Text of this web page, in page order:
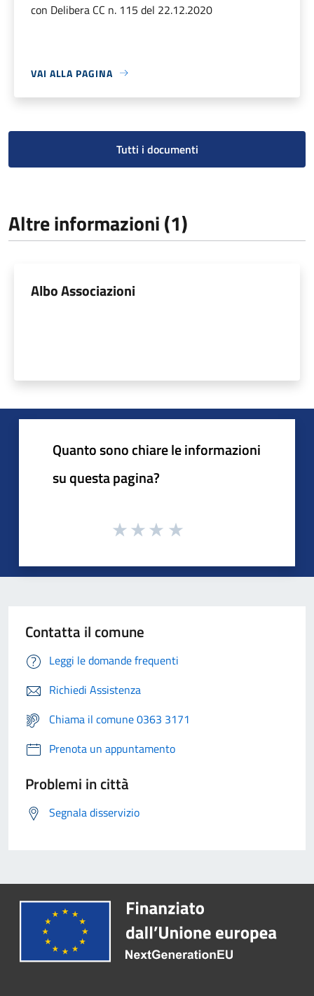
con Delibera CC n. 115 del 22.12.2020
VAI ALLA PAGINA
Tutti i documenti
Altre informazioni (1)
Albo Associazioni
Quanto sono chiare le informazioni
su questa pagina?
Contatta il comune
Leggi le domande frequenti
Richiedi Assistenza
Chiama il comune 0363 3171
Prenota un appuntamento
Problemi in città
Segnala disservizio